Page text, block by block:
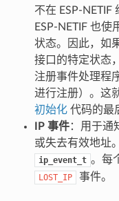
不在 ESP-NETIF
ESP-NETIF 也
状态。因此，如
接口的特定状态
注册事件处理程
进行注册）。这
初始化代码的最
IP 事件：用于通
或失去有效地址
ip_event_t 。每
LOST_IP 事件。